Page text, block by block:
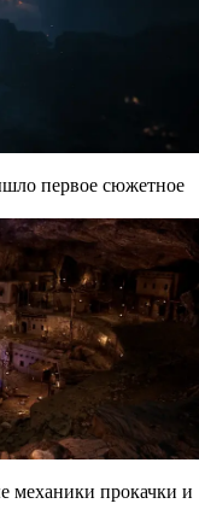
первое сюжетное
механики прокачки и